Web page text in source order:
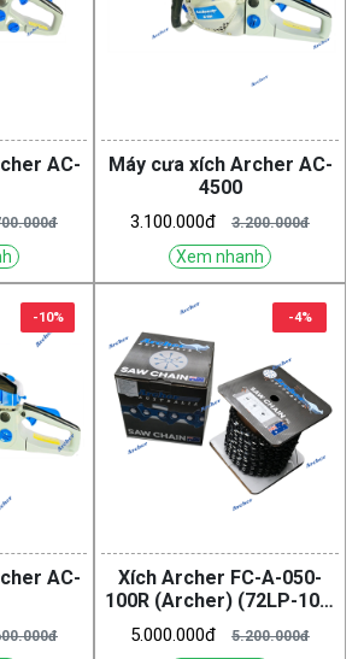
AC-
Máy cưa xích Archer AC-
4500
3.100.000đ 3.200.000đ
Xem nhanh
AC-
-10%
Xích Archer FC-A-050-
100R (Archer) (72LP-100,
3/8)
5.000.000đ 5.200.000đ
-4%